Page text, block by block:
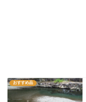
おすすめ品